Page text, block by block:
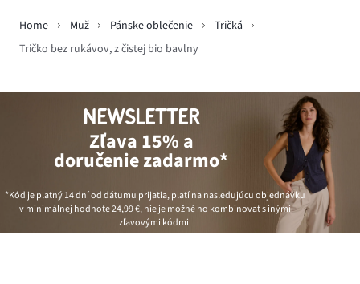
Home Muž Pánske oblečenie
Tričká
Tričko bez rukávov, z čistej bio bavlny
NEWSLETTER
Zľava 15% a
doručenie zadarmo*
*Kód je platný 14 dní od dátumu prijatia, platí na nasledujúcu objednávku
v minimálnej hodnote24,99 €, nie je možné ho kombinovať s inými
zľavovými kódmi.